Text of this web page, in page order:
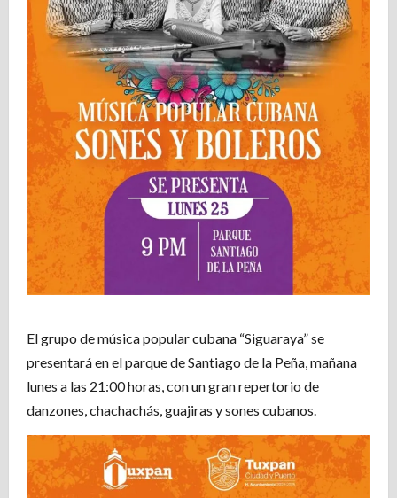
El grupo de música popular cubana “Siguaraya” se
presentará en el parque de Santiago de la Peña, mañana
lunes a las 21:00 horas, con un gran repertorio de
danzones, chachachás, guajiras y sones cubanos.